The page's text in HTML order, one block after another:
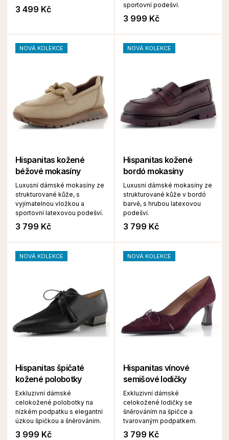
3 499 Kč sportovní podešví.
3 999 Kč
NOVÁ KOLEKCE
Hispanitas kožené
béžové mokasíny
Luxusní dámské mokasíny ze
strukturované kůže, s
vyjímatelnou vložkou a
sportovní latexovou podešví.
3 799 Kč
NOVÁ KOLEKCE
Hispanitas kožené
bordó mokasíny
Luxusní dámské mokasíny ze
strukturované kůže v bordó
barvě, s hrubou latexovou
podešví.
3 799 Kč
NOVÁ KOLEKCE
Hispanitas špičaté
kožené polobotky
Exkluzivní dámské
celokožené polobotky na
nízkém podpatku s elegantní
úzkou špičkou a šněrováním.
3 999 Kč
NOVÁ KOLEKCE
Hispanitas vínové
semišové lodičky
Exkluzivní dámské
celokožené lodičky se
šněrováním na špičce a
tvarovaným podpatkem.
3 799 Kč